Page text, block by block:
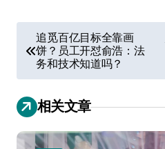
章
导
航
追觅百亿目标全靠画
饼？员工开怼俞浩：法
务和技术知道吗？
相关文章